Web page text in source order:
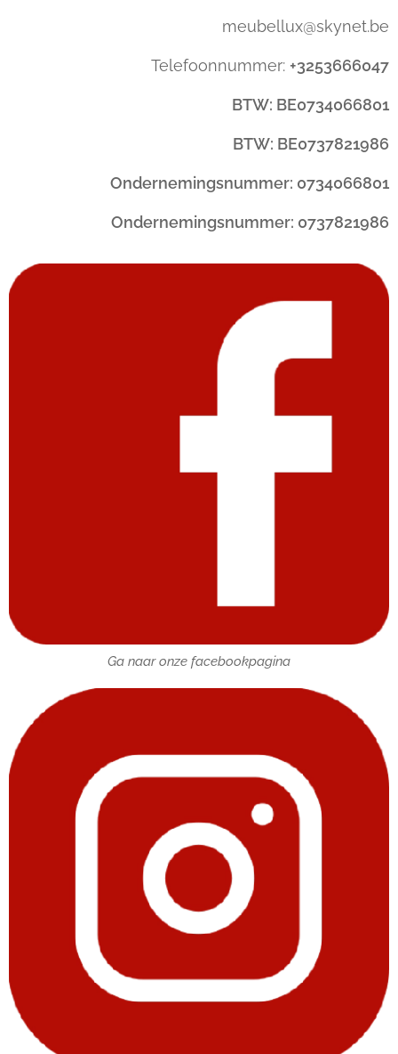
meubellux@skynet.be
Telefoonnummer: +3253666047
BTW: BE0734066801
BTW: BE0737821986
Ondernemingsnummer: 0734066801
Ondernemingsnummer: 0737821986
Ga naar onze facebookpagina